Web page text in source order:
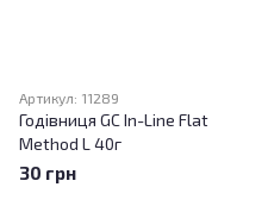
Артикул: 11289
Годівниця GC In-Line Flat
Method L 40г
30 грн